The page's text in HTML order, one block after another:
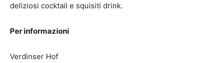
deliziosi cocktail e squisiti drink.
Per informazioni
Verdinser Hof